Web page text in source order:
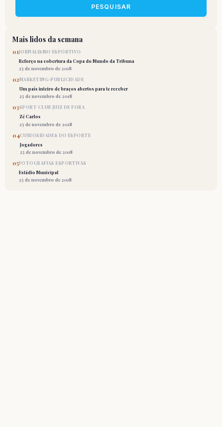
PESQUISAR
Mais lidos da semana
01JORNALISMO ESPORTIVO
Reforço na cobertura da Copa do Mundo da Tribuna
25 de novembro de 2018
02MARKETING-PUBLICIDADE
Um país inteiro de braços abertos para te receber
25 de novembro de 2018
03SPORT CLUB JUIZ DE FORA
Zé Carlos
25 de novembro de 2018
04CURIOSIDADES DO ESPORTE
Jogadores
25 de novembro de 2018
05FOTOGRAFIAS ESPORTIVAS
Estádio Municipal
25 de novembro de 2018